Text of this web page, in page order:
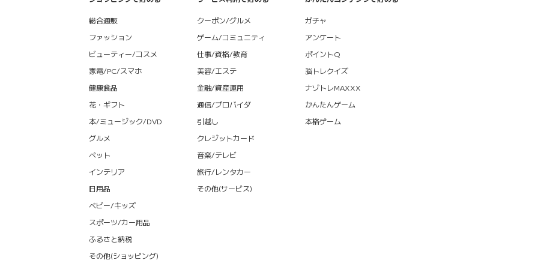
総合通販
ファッション
ビューティー/コスメ
家電/PC/スマホ
健康食品
花・ギフト
本/ミュージック/DVD
グルメ
ペット
インテリア
日用品
ベビー/キッズ
スポーツ/カー用品
ふるさと納税
その他(ショッピング)
クーポン/グルメ
ゲーム/コミュニティ
仕事/資格/教育
美容/エステ
金融/資産運用
通信/プロバイダ
引越し
クレジットカード
音楽/テレビ
旅行/レンタカー
その他(サービス)
ガチャ
アンケート
ポイントQ
脳トレクイズ
ナゾトレMAXXX
かんたんゲーム
本格ゲーム